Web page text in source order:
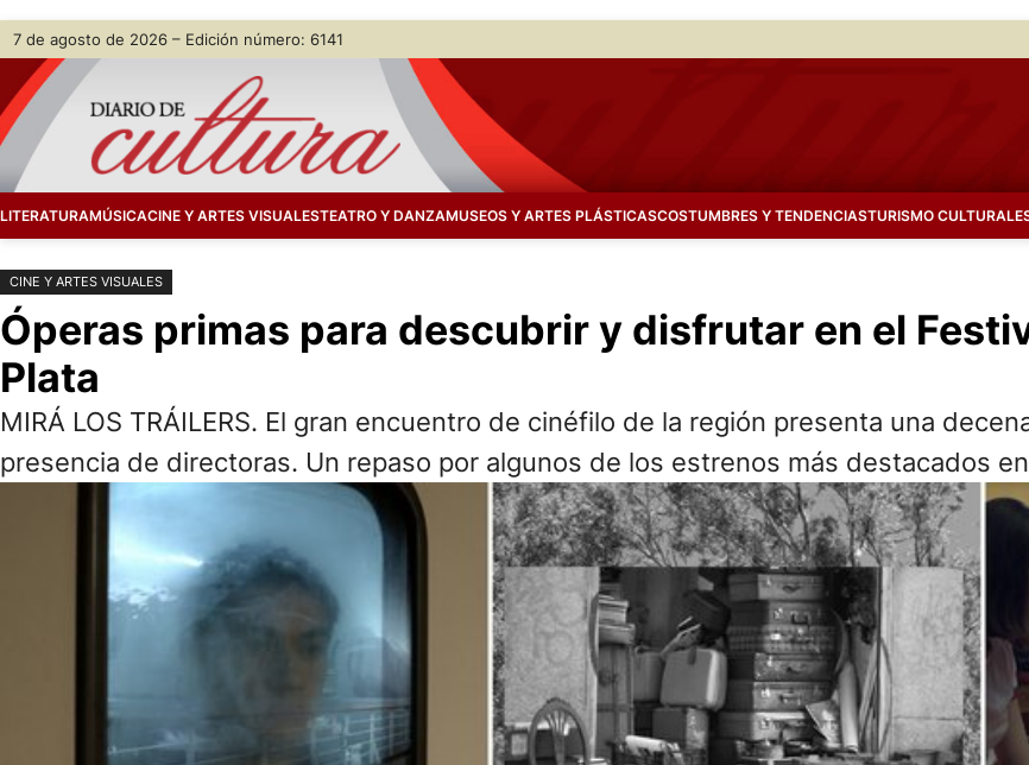
Saltar
contenido
Skip
content
7 de agosto de 2026 – Edición número: 6141
LITERATURAMÚSICACINE Y ARTES VISUALESTEATRO Y DANZAMUSEOS Y ARTES PLÁSTICASCOSTUMBRES Y TENDENCIASTURISMO CULTURAL
CINE Y ARTES VISUALES
Óperas primas para descubrir y disfrutar en el
Plata
MIRÁ LOS TRÁILERS. El gran encuentro de cinéfilo de la región presenta una
presencia de directoras. Un repaso por algunos de los estrenos más destacados